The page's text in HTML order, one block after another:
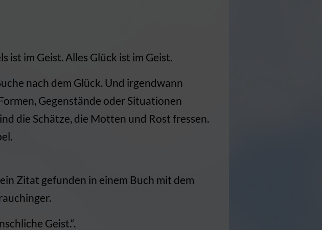
ist im Geist. Alles Glück ist im Geist.
nach dem Glück. Und irgendwann
Gegenstände oder Situationen
die Schätze, die Motten und Rost fressen.
Zitat gefunden in einem Buch mit dem
Geist.“.